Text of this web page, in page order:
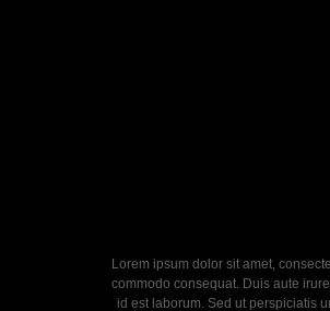
Lorem ipsum dolor sit amet,
commodo consequat. Duis aute
id est laborum. Sed ut perspiciatis